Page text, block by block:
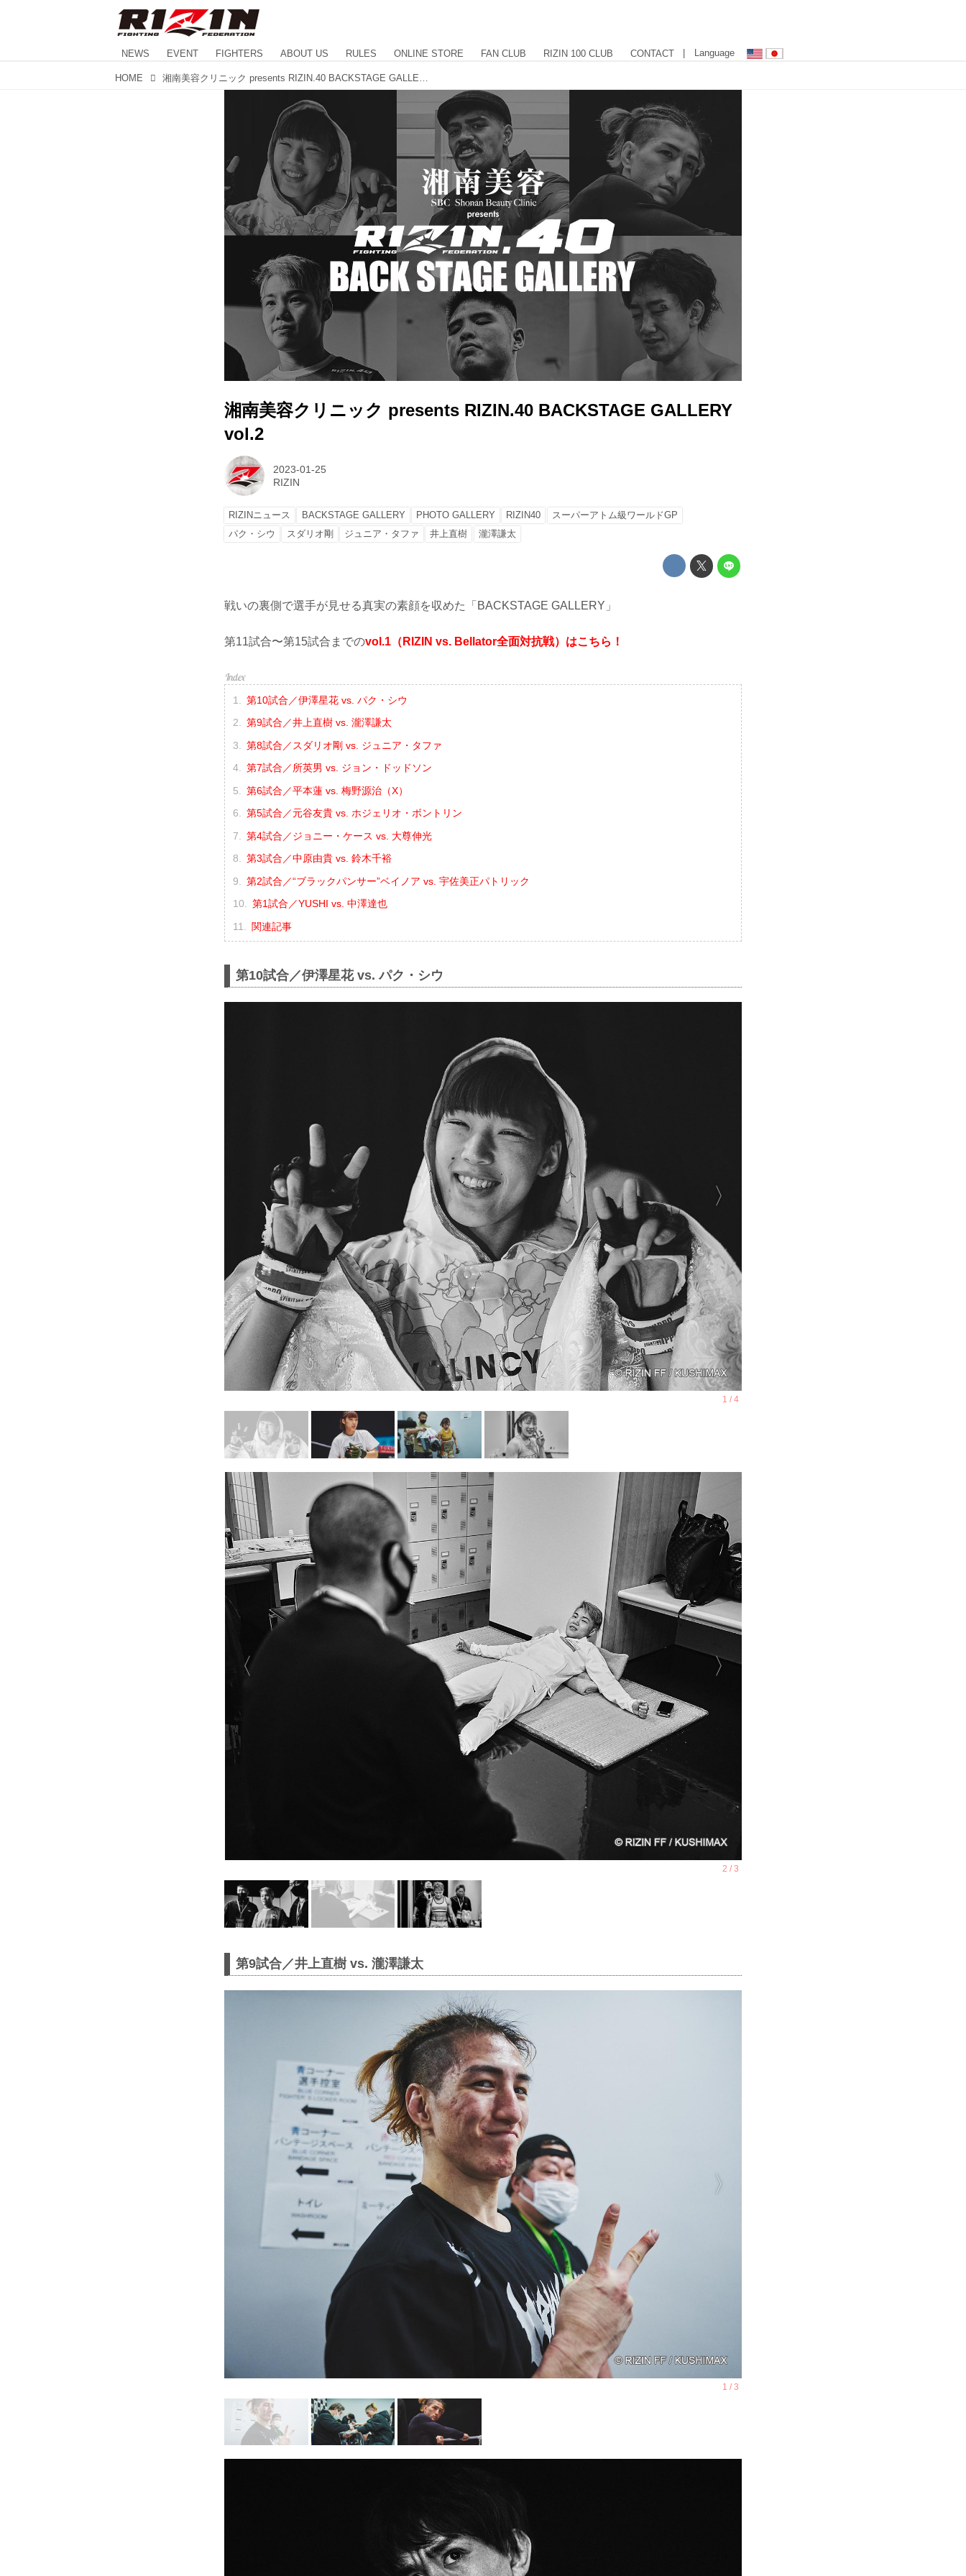
NEWS EVENT FIGHTERS ABOUT US RULES ONLINE STORE FAN CLUB RIZIN 100 CLUB CONTACT | Language
HOME
湘南美容クリニック presents RIZIN.40 BACKSTAGE GALLERY
vol.2
2023-01-25
RIZIN
RIZINニュース BACKSTAGE GALLERY PHOTO GALLERY RIZIN40
スーパーアトム級ワールドGP
パク・シウ
スダリオ剛 ジュニア・タファ 井上直樹 瀧澤謙太
戦いの裏側で選手が見せる真実の素顔を収めた「BACKSTAGE GALLERY」
第11試合〜第15試合までのvol.1（RIZIN vs. Bellator全面対抗戦）はこちら！
第10試合／伊澤星花 vs. パク・シウ
第9試合／井上直樹 vs. 瀧澤謙太
第8試合／スダリオ剛 vs. ジュニア・タファ
第7試合／所英男 vs. ジョン・ドッドソン
第6試合／平本蓮 vs. 梅野源治（X）
第5試合／元谷友貴 vs. ホジェリオ・ボントリン
第4試合／ジョニー・ケース vs. 大尊伸光
第3試合／中原由貴 vs. 鈴木千裕
第2試合／“ブラックパンサー”ベイノア vs. 宇佐美正パトリック
第1試合／YUSHI vs. 中澤達也
関連記事
第10試合／伊澤星花 vs. パク・シウ
第9試合／井上直樹 vs. 瀧澤謙太